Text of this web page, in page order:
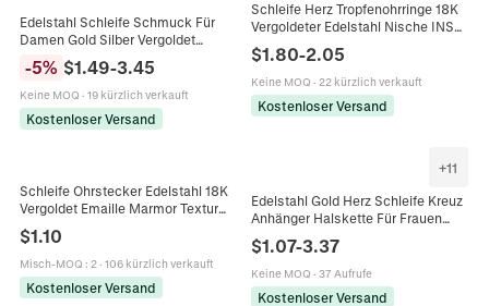
Edelstahl Schleife Schmuck Für
Damen Gold Silber Vergoldet
Schleife Offene Ring Ohrstecker
Anhänger Halskette Armreif
-5% $1.49-3.45
Keine MOQ · 19 kürzlich verkauft
Kostenloser Versand
Schleife Herz Tropfenohrringe 18K
Vergoldeter Edelstahl Nische INS
Stil Leichter Luxusschmuck Für
Damen
$1.80-2.05
Keine MOQ · 22 kürzlich verkauft
Kostenloser Versand
Schleife Ohrstecker Edelstahl 18K
Vergoldet Emaille Marmor Textur
Damen Klassisches Accessoire
$1.10
Misch-MOQ : 2· 106 kürzlich verkauft
Kostenloser Versand
+11
Edelstahl Gold Herz Schleife Kreuz
Anhänger Halskette Für Frauen
Französisch Vintage Stil
Knebelverschluss Schlangenkette
$1.07-3.37
Keine MOQ · 37 Aufrufe
Kostenloser Versand